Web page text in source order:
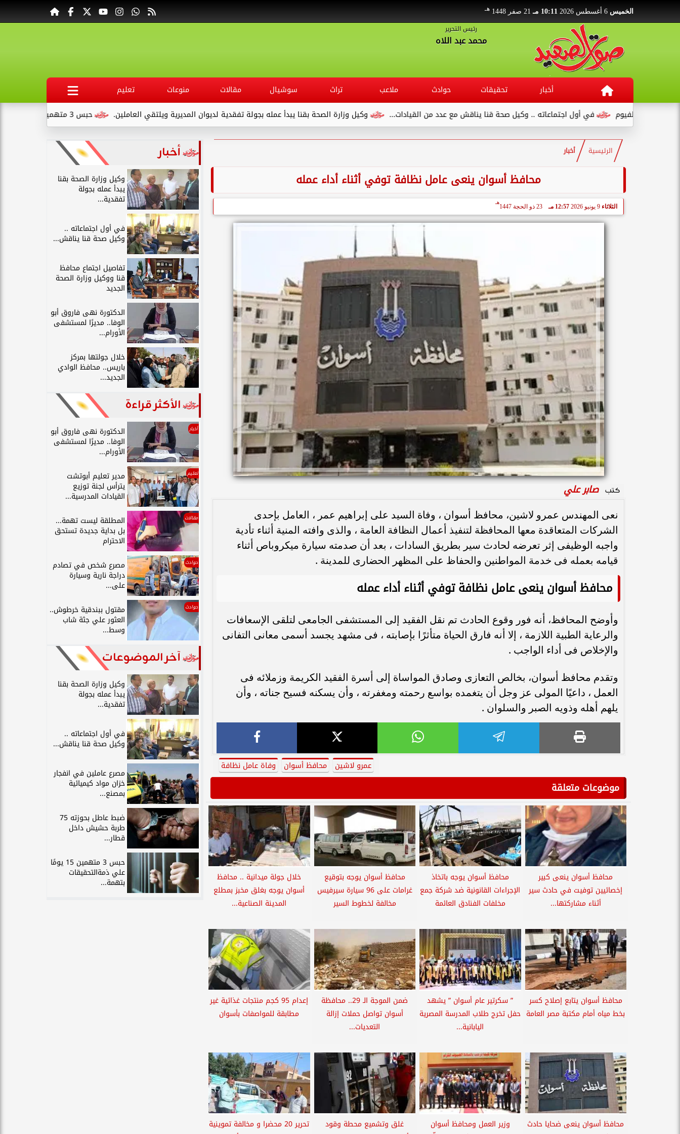
الخميس 10:11 مـ 21 صفر 1448 هـ
رئيس التحرير
محمد عبد اللاه
أخبار تحقيقات حوادث ملاعب تراث سوشيال مقالات منوعات
تعليم
حبس 3 متهمين 15 يومًا علي ذمةالتحقيقات بتهمة التنقيب عن الآثار داخل...
وكيل وزارة الصحة بقنا يبدأ عمله بجولة تفقدية لديوان المديرية ويلتقي العاملين. في أول اجتماعاته .. وكيل صحة قنا يناقش مع عدد من القيادات...
الرئيسية أخبار
محافظ أسوان ينعى عامل نظافة توفي أثناء أداء عمله
الثلاثاء 9 يونيو 2026 12:57 مـ 23 ذو الحجة 1447
هـ
كتب صابر علي
نعى المهندس عمرو لاشين، محافظ أسوان ، وفاة السيد على إبراهيم عمر ، العامل بإحدى
الشركات المتعاقدة معها المحافظة لتنفيذ أعمال النظافة العامة ، والذى وافته المنية أثناء تأدية
واجبه الوظيفى إثر تعرضه لحادث سير بطريق السادات ، بعد أن صدمته سيارة ميكروباص أثناء
قيامه بعمله فى خدمة المواطنين والحفاظ على المظهر الحضارى للمدينة .
محافظ أسوان ينعى عامل نظافة توفي أثناء أداء عمله
وأوضح المحافظ، أنه فور وقوع الحادث تم نقل الفقيد إلى المستشفى الجامعى لتلقى الإسعافات
والرعاية الطبية اللازمة ، إلا أنه فارق الحياة متأثرًا بإصابته ، فى مشهد يجسد أسمى معانى التفانى
والإخلاص فى أداء الواجب .
وتقدم محافظ أسوان، بخالص التعازى وصادق المواساة إلى أسرة الفقيد الكريمة وزملائه فى
العمل ، داعيًا المولى عز وجل أن يتغمده بواسع رحمته ومغفرته ، وأن يسكنه فسيح جناته ، وأن
يلهم أهله وذويه الصبر والسلوان .
عمرو لاشين محافظ أسوان وفاة عامل نظافة
موضوعات متعلقة
محافظ أسوان ينعى كبير
إخصائيين توفيت في حادث سير
أثناء مشاركتها...
محافظ أسوان يوجه باتخاذ
الإجراءات القانونية ضد شركة جمع
مخلفات الفنادق العائمة
محافظ أسوان يوجه بتوقيع
غرامات على 96 سيارة سيرفيس
مخالفة لخطوط السير
خلال جولة ميدانية .. محافظ
أسوان يوجه بغلق مخبز بمطلع
المدينة الصناعية...
محافظ أسوان يتابع إصلاح كسر
بخط مياه أمام مكتبة مصر العامة
” سكرتير عام أسوان ” يشهد
حفل تخرج طلاب المدرسة المصرية
اليابانية...
ضمن الموجة الـ 29.. محافظة
أسوان تواصل حملات إزالة
التعديات...
إعدام 95 كجم منتجات غذائية غير
مطابقة للمواصفات بأسوان
محافظ أسوان ينعى ضحايا حادث
وزير العمل ومحافظ أسوان
غلق وتشميع محطة وقود
تحرير 20 محضرا و مخالفة تموينية
أخبار
وكيل وزارة الصحة بقنا
يبدأ عمله بجولة
تفقدية...
في أول اجتماعاته ..
وكيل صحة قنا يناقش...
تفاصيل اجتماع محافظ
قنا ووكيل وزارة الصحة
الجديد
الدكتورة نهى فاروق أبو
الوفا.. مديرًا لمستشفى
الأورام...
خلال جولتها بمركز
باريس.. محافظ الوادي
الجديد...
الأكثر قراءة
أخبار الدكتورة نهى فاروق أبو
الوفا.. مديرًا لمستشفى
الأورام...
تعليم مدير تعليم أبوتشت
يترأس لجنة توزيع
القيادات المدرسية...
مقالات المطلقة ليست تهمة...
بل بداية جديدة تستحق
الاحترام
حوادث مصرع شخص في تصادم
دراجة نارية وسيارة
على...
حوادث مقتول ببندقية خرطوش..
العثور علي جثة شاب
وسط...
آخر الموضوعات
وكيل وزارة الصحة بقنا
يبدأ عمله بجولة
تفقدية...
في أول اجتماعاته ..
وكيل صحة قنا يناقش...
مصرع عاملين في انفجار
خزان مواد كيميائية
بمصنع...
ضبط عاطل بحوزته 75
طربة حشيش داخل
قطار...
حبس 3 متهمين 15 يومًا
علي ذمةالتحقيقات
بتهمة...